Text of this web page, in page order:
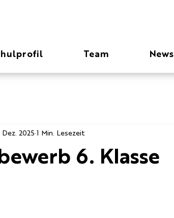
Team News
6. Klasse
Dez. 2025 1 Min. Lesezeit